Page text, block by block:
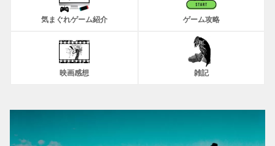
気まぐれゲーム紹介 ゲーム攻略
映画感想 雑記